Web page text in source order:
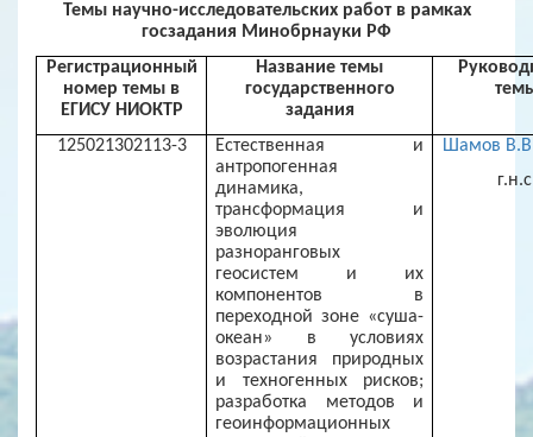
Темы научно-исследовательских работ в рамках
госзадания Минобрнауки РФ
Регистрационный
номер темы в
ЕГИСУ НИОКТР
Название темы
государственного
задания
125021302113-3
Естественная и
антропогенная
динамика,
трансформация и
эволюция
разноранговых
геосистем и их
компонентов в
переходной зоне «суша-
океан» в условиях
возрастания природных
и техногенных рисков;
разработка методов и
геоинформационных
Шамов В.В